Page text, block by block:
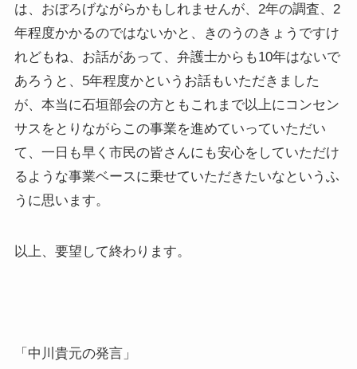
は、おぼろげながらかもしれませんが、2年の調査、2
年程度かかるのではないかと、きのうのきょうですけ
れどもね、お話があって、弁護士からも10年はないで
あろうと、5年程度かというお話もいただきました
が、本当に石垣部会の方ともこれまで以上にコンセン
サスをとりながらこの事業を進めていっていただい
て、一日も早く市民の皆さんにも安心をしていただけ
るような事業ベースに乗せていただきたいなというふ
うに思います。
以上、要望して終わります。
「中川貴元の発言」